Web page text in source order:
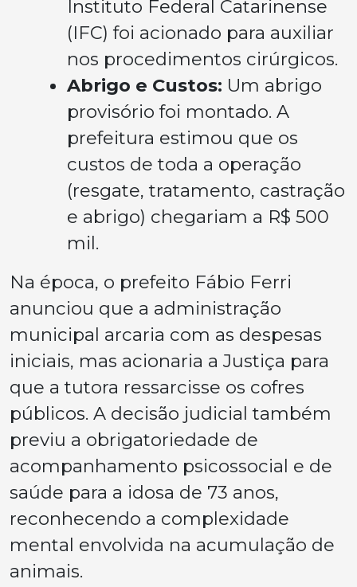
Instituto Federal Catarinense
(IFC) foi acionado para auxiliar
nos procedimentos cirúrgicos.
Abrigo e Custos: Um abrigo
provisório foi montado. A
prefeitura estimou que os
custos de toda a operação
(resgate, tratamento, castração
e abrigo) chegariam a R$ 500
mil.
Na época, o prefeito Fábio Ferri
anunciou que a administração
municipal arcaria com as despesas
iniciais, mas acionaria a Justiça para
que a tutora ressarcisse os cofres
públicos. A decisão judicial também
previu a obrigatoriedade de
acompanhamento psicossocial e de
saúde para a idosa de 73 anos,
reconhecendo a complexidade
mental envolvida na acumulação de
animais.